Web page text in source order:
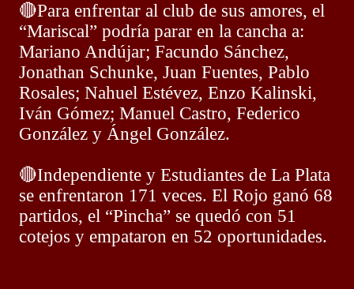
🔴Para enfrentar al club de sus amores, el
“Mariscal” podría parar en la cancha a:
Mariano Andújar; Facundo Sánchez,
Jonathan Schunke, Juan Fuentes, Pablo
Rosales; Nahuel Estévez, Enzo Kalinski,
Iván Gómez; Manuel Castro, Federico
González y Ángel González.
🔴Independiente y Estudiantes de La Plata
se enfrentaron 171 veces. El Rojo ganó 68
partidos, el “Pincha” se quedó con 51
cotejos y empataron en 52 oportunidades.